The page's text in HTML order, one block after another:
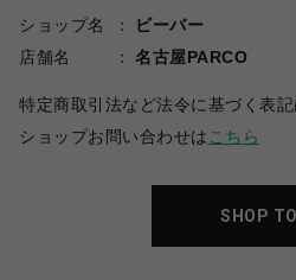
ショップ名
ビーバー
店舗名
名古屋PARCO
特定商取引法など法令に基づく表記
ショップお問い合わせは こちら
SHOP